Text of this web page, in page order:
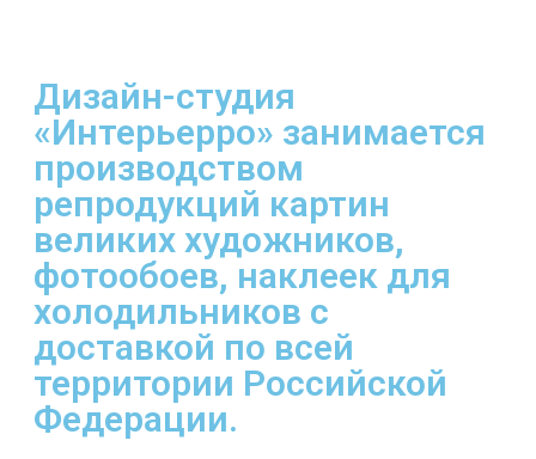
Дизайн-студия
«Интерьерро» занимается
производством
репродукций картин
великих художников,
фотообоев, наклеек для
холодильников с
доставкой по всей
территории Российской
Федерации.